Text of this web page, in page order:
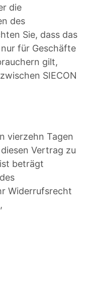
die
des
Sie, dass das
für Geschäfte
gilt,
SIECON
vierzehn Tagen
Vertrag zu
beträgt
Widerrufsrecht